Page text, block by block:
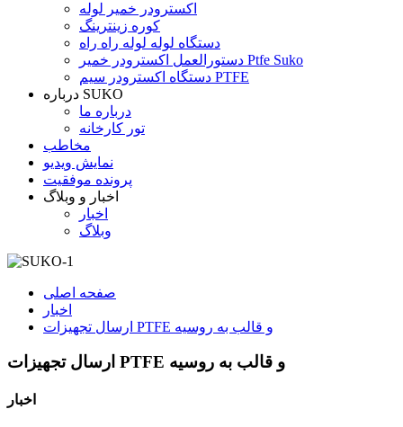
اکسترودر خمیر لوله
کوره زینترینگ
دستگاه لوله لوله راه راه
دستورالعمل اکسترودر خمیر Ptfe Suko
دستگاه اکسترودر سیم PTFE
درباره SUKO
درباره ما
تور کارخانه
مخاطب
نمایش ویدیو
پرونده موفقیت
اخبار و وبلاگ
اخبار
وبلاگ
صفحه اصلی
اخبار
ارسال تجهیزات PTFE و قالب به روسیه
ارسال تجهیزات PTFE و قالب به روسیه
اخبار